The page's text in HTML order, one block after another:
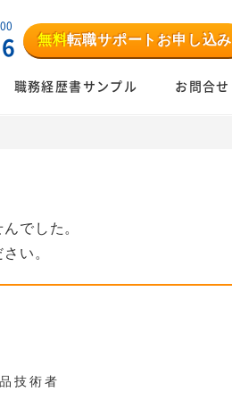
無料転職サポートお申し込み
職務経歴書サンプル お問合せ
でした。
い。
技術者